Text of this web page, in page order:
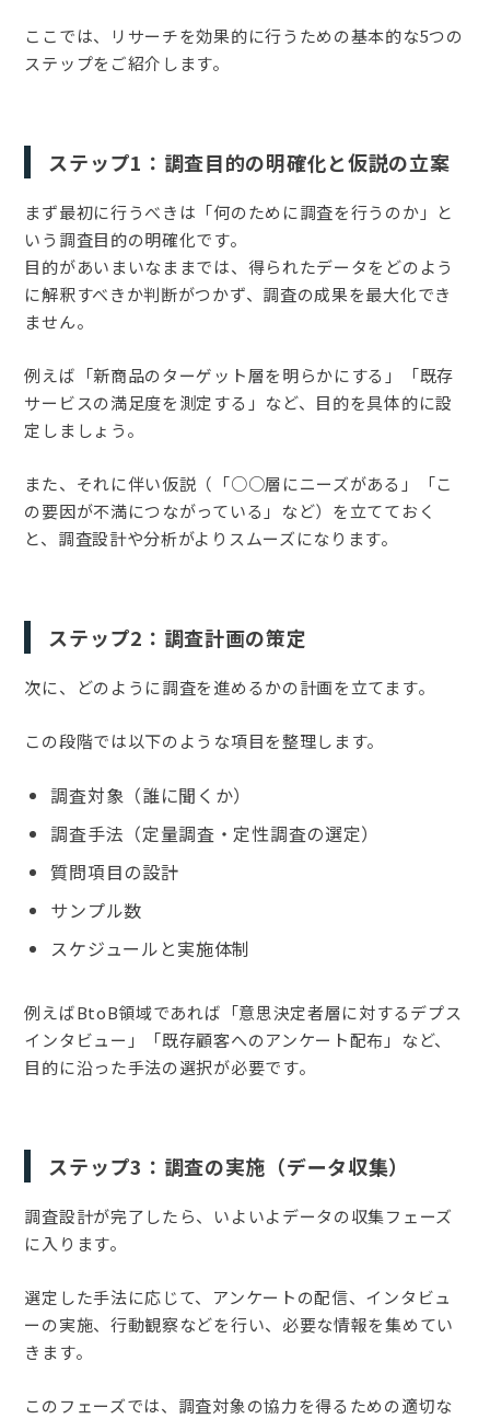
ここでは、リサーチを効果的に行うための基本的な5つの
ステップをご紹介します。
ステップ1：調査目的の明確化と仮説の立案
まず最初に行うべきは「何のために調査を行うのか」と
いう調査目的の明確化です。
目的があいまいなままでは、得られたデータをどのよう
に解釈すべきか判断がつかず、調査の成果を最大化でき
ません。
例えば「新商品のターゲット層を明らかにする」「既存
サービスの満足度を測定する」など、目的を具体的に設
定しましょう。
また、それに伴い仮説（「○○層にニーズがある」「こ
の要因が不満につながっている」など）を立てておく
と、調査設計や分析がよりスムーズになります。
ステップ2：調査計画の策定
次に、どのように調査を進めるかの計画を立てます。
この段階では以下のような項目を整理します。
調査対象（誰に聞くか）
調査手法（定量調査・定性調査の選定）
質問項目の設計
サンプル数
スケジュールと実施体制
例えばBtoB領域であれば「意思決定者層に対するデプス
インタビュー」「既存顧客へのアンケート配布」など、
目的に沿った手法の選択が必要です。
ステップ3：調査の実施（データ収集）
調査設計が完了したら、いよいよデータの収集フェーズ
に入ります。
選定した手法に応じて、アンケートの配信、インタビュ
ーの実施、行動観察などを行い、必要な情報を集めてい
きます。
このフェーズでは、調査対象の協力を得るための適切な